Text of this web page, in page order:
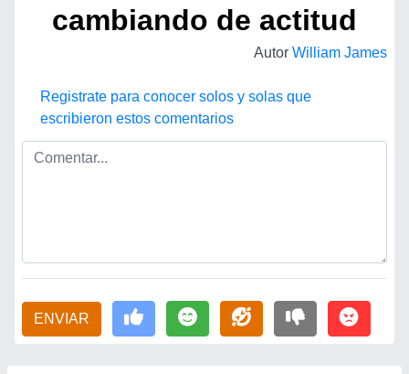
cambiando de actitud
Autor William James
Registrate para conocer solos y solas que
escribieron estos comentarios
ENVIAR